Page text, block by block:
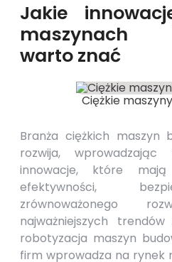
Jakie
maszynach
warto znać
Ciężkie
Branża ciężkich maszyn
rozwija,
innowacje, które
efektywności,
zrównoważonego
najważniejszych
robotyzacja maszyn
firm wprowadza na rynek